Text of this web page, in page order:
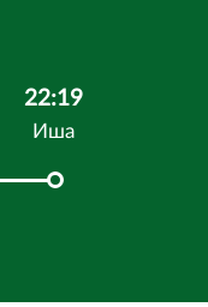
22:19
Иша